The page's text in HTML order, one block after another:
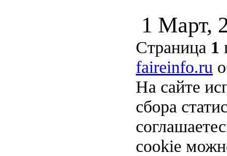
1 Март,
Страница 1
faireinfo.ru
На сайте
сбора
cookie